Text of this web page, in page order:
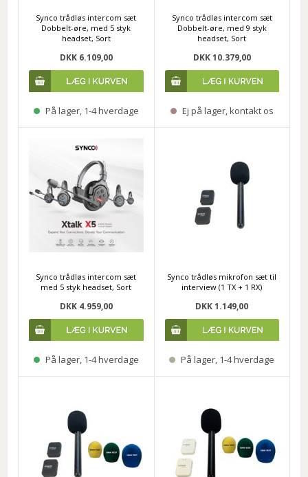
Synco trådløs intercom sæt
Dobbelt-øre, med 5 styk
headset, Sort
DKK 6.109,00
På lager, 1-4 hverdage
Synco trådløs intercom sæt
Dobbelt-øre, med 9 styk
headset, Sort
DKK 10.379,00
Ej på lager, kontakt os
Synco trådløs intercom sæt
med 5 styk headset, Sort
DKK 4.959,00
På lager, 1-4 hverdage
Synco trådløs mikrofon sæt til
interview (1 TX + 1 RX)
DKK 1.149,00
På lager, 1-4 hverdage